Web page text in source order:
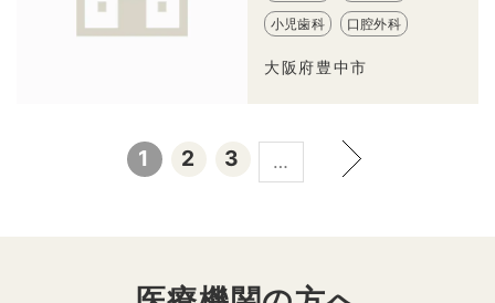
小児歯科 口腔外科
大阪府豊中市
1 2 3 …